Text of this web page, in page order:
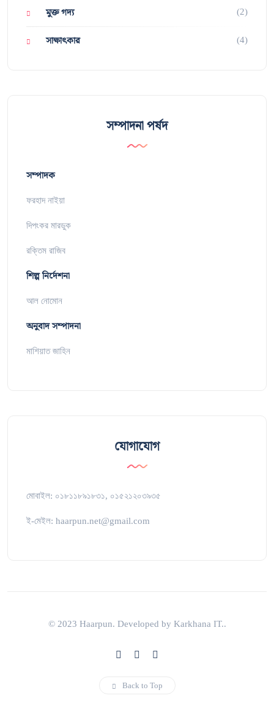
মুক্ত গদ্য (2)
সাক্ষাৎকার (4)
সম্পাদনা পর্ষদ
সম্পাদক
ফরহাদ নাইয়া
দিপংকর মারডুক
রক্তিম রাজিব
শিল্প নির্দেশনা
আল নোমোন
অনুবাদ সম্পাদনা
মাশিয়াত জাহিন
যোগাযোগ
মোবাইল: ০১৮১১৮৯১৮৩১, ০১৫২১২০৩৯৩৫
ই-মেইল: haarpun.net@gmail.com
© 2023 Haarpun. Developed by Karkhana IT..
Back to Top